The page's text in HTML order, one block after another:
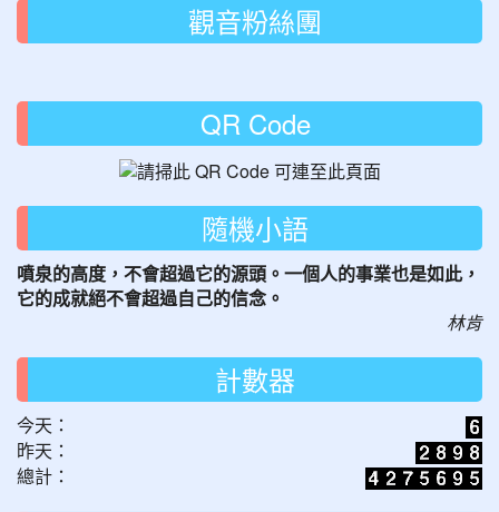
觀音粉絲團
QR Code
隨機小語
噴泉的高度，不會超過它的源頭。一個人的事業也是如此，
它的成就絕不會超過自己的信念。
林肯
計數器
今天：
昨天：
總計：